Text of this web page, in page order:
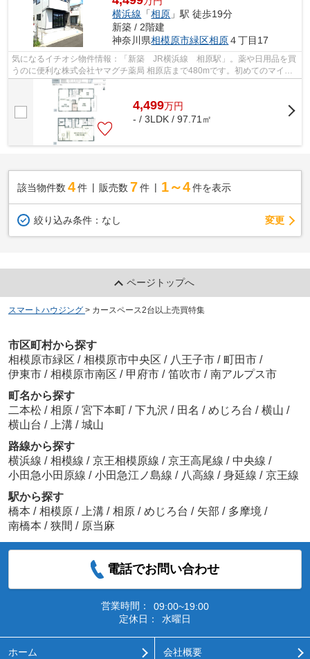
横浜線 「相原 」駅 徒歩19分
新築 / 2階建
神奈川県相模原市緑区相原４丁目17
気になるイチオシ物件情報：「新築 JR横浜線 相原駅」。薬や日用品を買
うのに便利な株式会社ヤマグチ薬局 相原店まで480mです。初めてのマイホ
ームに新築戸建てはいかがでしょうか。
4,499万円
- / 3LDK / 97.71㎡
該当物件数 4件 販売数 7 件 1～4 件を表示
絞り込み条件： なし 変更
ページトップへ
スマートハウジング > カースペース2台以上売買特集
市区町村から探す
相模原市緑区 / 相模原市中央区 / 八王子市 / 町田市 /
伊東市 / 相模原市南区 / 甲府市 / 笛吹市 / 南アルプス市
町名から探す
二本松 / 相原 / 宮下本町 / 下九沢 / 田名 / めじろ台 / 横山 /
横山台 / 上溝 / 城山
路線から探す
横浜線 / 相模線 / 京王相模原線 / 京王高尾線 / 中央線 /
小田急小田原線 / 小田急江ノ島線 / 八高線 / 身延線 / 京王線
駅から探す
橋本 / 相模原 / 上溝 / 相原 / めじろ台 / 矢部 / 多摩境 /
南橋本 / 狭間 / 原当麻
電話でお問い合わせ
営業時間：
09:00~19:00
定休日：
水曜日
ホーム 会社概要